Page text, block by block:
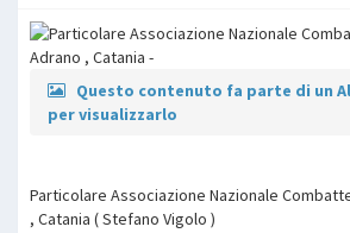
Questo contenuto fa parte di un
per visualizzarlo
Particolare Associazione Nazionale
, Catania ( Stefano Vigolo )